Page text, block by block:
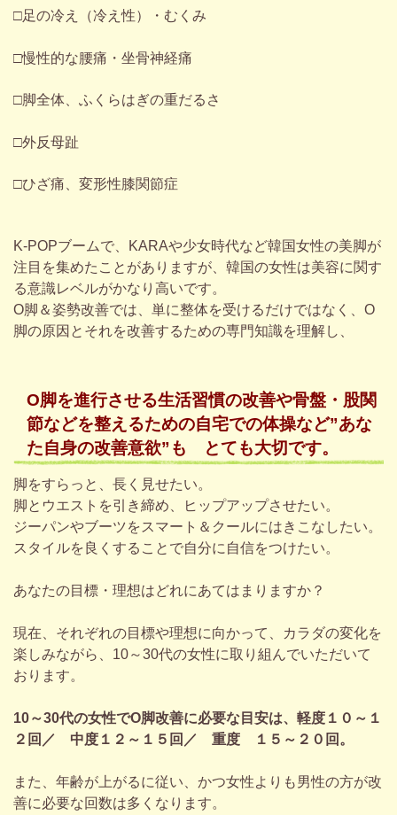
□足の冷え（冷え性）・むくみ
□慢性的な腰痛・坐骨神経痛
□脚全体、ふくらはぎの重だるさ
□外反母趾
□ひざ痛、変形性膝関節症
K-POPブームで、KARAや少女時代など韓国女性の美脚が
注目を集めたことがありますが、韓国の女性は美容に関す
る意識レベルがかなり高いです。
O脚＆姿勢改善では、単に整体を受けるだけではなく、O
脚の原因とそれを改善するための専門知識を理解し、
O脚を進行させる生活習慣の改善や骨盤・股関
節などを整えるための自宅での体操など”あな
た自身の改善意欲”も とても大切です。
脚をすらっと、長く見せたい。
脚とウエストを引き締め、ヒップアップさせたい。
ジーパンやブーツをスマート＆クールにはきこなしたい。
スタイルを良くすることで自分に自信をつけたい。
あなたの目標・理想はどれにあてはまりますか？
現在、それぞれの目標や理想に向かって、カラダの変化を
楽しみながら、10～30代の女性に取り組んでいただいて
おります。
10～30代の女性でO脚改善に必要な目安は、軽度１０～１
２回／ 中度１２～１５回／ 重度 １５～２０回。
また、年齢が上がるに従い、かつ女性よりも男性の方が改
善に必要な回数は多くなります。